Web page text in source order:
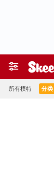
所有模特 分类